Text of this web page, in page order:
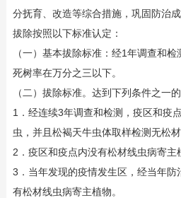
分抚育、改造等综合措施，巩固防治
拔除按照以下标准认定：
（一）基本拔除标准：经1年调查和
死树率在万分之三以下。
（二）拔除标准。达到下列条件之一
1．经连续3年调查和检测，疫区和疫
虫，并且松褐天牛虫体取样检测无松材
2．疫区和疫点内没有松材线虫病寄主
3．当年发现的疫情发生区，经当年
有松材线虫病寄主植物。